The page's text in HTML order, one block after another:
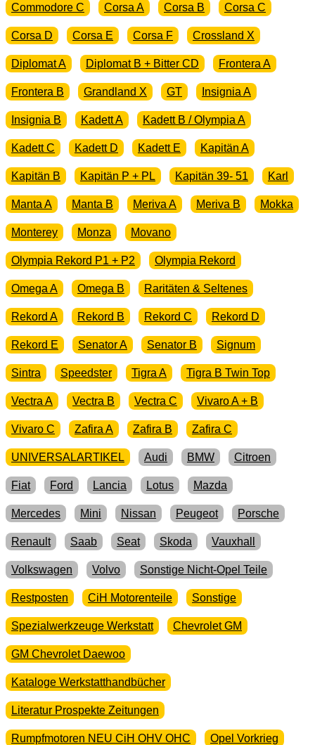
Commodore C Corsa A Corsa B Corsa C
Corsa D Corsa E Corsa F Crossland X
Diplomat A Diplomat B + Bitter CD Frontera A
Frontera B Grandland X GT Insignia A
Insignia B Kadett A Kadett B / Olympia A
Kadett C Kadett D Kadett E Kapitän A
Kapitän B Kapitän P + PL Kapitän 39- 51 Karl
Manta A Manta B Meriva A Meriva B Mokka
Monterey Monza Movano
Olympia Rekord P1 + P2 Olympia Rekord
Omega A Omega B Raritäten & Seltenes
Rekord A Rekord B Rekord C Rekord D
Rekord E Senator A Senator B Signum
Sintra Speedster Tigra A Tigra B Twin Top
Vectra A Vectra B Vectra C Vivaro A + B
Vivaro C Zafira A Zafira B Zafira C
UNIVERSALARTIKEL Audi BMW Citroen
Fiat Ford Lancia Lotus Mazda
Mercedes Mini Nissan Peugeot Porsche
Renault Saab Seat Skoda Vauxhall
Volkswagen Volvo Sonstige Nicht-Opel Teile
Restposten CiH Motorenteile Sonstige
Spezialwerkzeuge Werkstatt Chevrolet GM
GM Chevrolet Daewoo
Kataloge Werkstatthandbücher
Literatur Prospekte Zeitungen
Rumpfmotoren NEU CiH OHV OHC Opel Vorkrieg